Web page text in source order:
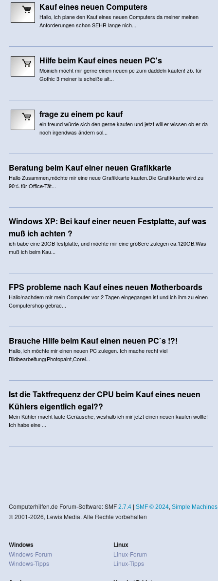
Kauf eines neuen Computers
Hallo, ich plane den Kauf eines neuen Computers da meiner meinen
Anforderungen schon SEHR lange nich...
Hilfe beim Kauf eines neuen PC's
Moinich möcht mir gerne einen neuen pc zum daddeln kaufen! zb. für
Gothic 3 meiner is scheiße alt...
frage zu einem pc kauf
ein freund würde sich den gerne kaufen und jetzt will er wissen ob er da
noch irgendwas ändern sol...
Beratung beim Kauf einer neuen Grafikkarte
Hallo Zusammen,möchte mir eine neue Grafikkarte kaufen.Die Grafikkarte wird zu
90% für Office-Tät...
Windows XP: Bei kauf einer neuen Festplatte, auf was
muß ich achten ?
ich babe eine 20GB festplatte, und möchte mir eine größere zulegen ca.120GB.Was
muß ich beim Kau...
FPS probleme nach Kauf eines neuen Motherboards
Hallo!nachdem mir mein Computer vor 2 Tagen eingegangen ist und ich ihm zu einen
Computershop gebrac...
Brauche Hilfe beim Kauf einen neuen PC`s !?!
Hallo, ich möchte mir einen neuen PC zulegen. Ich mache recht viel
Bildbearbeitung(Photopaint,Corel...
Ist die Taktfrequenz der CPU beim Kauf eines neuen
Kühlers eigentlich egal??
Mein Kühler macht laute Geräusche, weshalb ich mir jetzt einen neuen kaufen wollte!
Ich habe eine ...
Computerhilfen.de Forum-Software: SMF 2.7.4| SMF © 2024, Simple Machines
© 2001-2026, Lewis Media. Alle Rechte vorbehalten
Windows
Windows-Forum
Windows-Tipps
Linux
Linux-Forum
Linux-Tipps